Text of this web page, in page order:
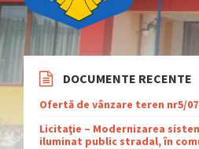
DOCUMENTE RECENTE
Ofertă de vânzare teren nr5/
Licitaţie – Modernizarea
iluminat public stradal, în